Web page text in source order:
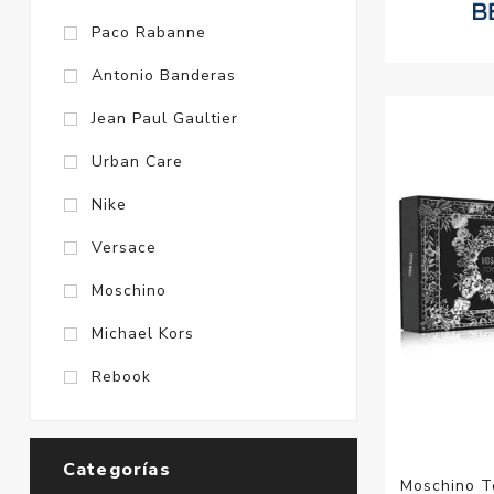
Moschino
Paco Rabanne
Antonio Banderas
Jean Paul Gaultier
Urban Care
Nike
Versace
Moschino
Michael Kors
Rebook
Categorías